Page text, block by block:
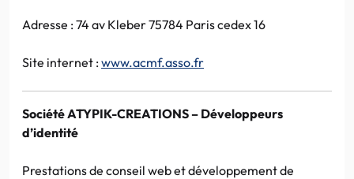
Adresse : 74 av Kleber 75784 Paris cedex 16
Site internet :www.acmf.asso.fr
Société ATYPIK-CREATIONS – Développeurs
d’identité
Prestations de conseil web et développement de